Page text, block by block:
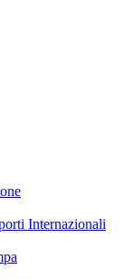
Internazionali